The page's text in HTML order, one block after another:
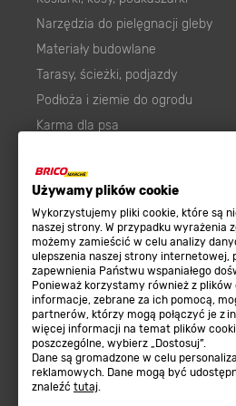
Używamy plików cookie
Wykorzystujemy pliki cookie, które są
naszej strony. W przypadku wyrażenia
możemy zamieścić w celu analizy
ulepszenia naszej strony internetowej,
zapewnienia Państwu wspaniałego
Ponieważ korzystamy również z
informacje, zebrane za ich pomocą,
partnerów, którzy mogą połączyć je z
więcej informacji na temat plików
poszczególne, wybierz „Dostosuj”.
Dane są gromadzone w celu
reklamowych. Dane mogą być
znaleźć tutaj.
Narzędzia do pielęgnacji gleby
Materiały budowlane
Tarasy, ścieżki, podjazdy
Podłoża i ziemie do ogrodu
Karma dla psa
Farby wewnętrzne białe
Elektryka
Panele
Elektronarzędzia
Płytki
Panele podłogowe
Płyty OSB/HDF
Grabie do ogrodu